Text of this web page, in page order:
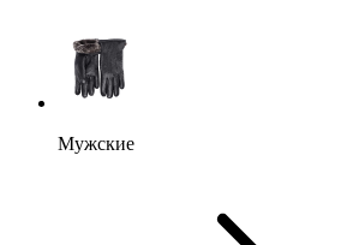
Мужские